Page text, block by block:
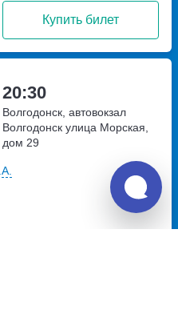
Купить билет
20:30
Волгодонск, автовокзал
Волгодонск улица Морская,
дом 29